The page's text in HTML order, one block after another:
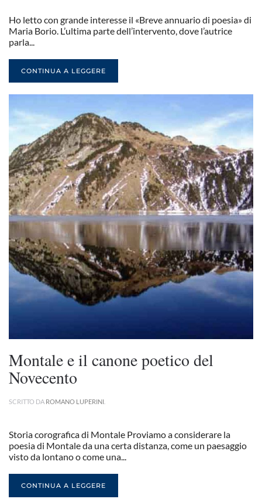
Ho letto con grande interesse il «Breve annuario di poesia» di
Maria Borio. L’ultima parte dell’intervento, dove l’autrice
parla...
CONTINUA A LEGGERE
Montale e il canone poetico del
Novecento
SCRITTO DA ROMANO LUPERINI
Storia corografica di Montale Proviamo a considerare la
poesia di Montale da una certa distanza, come un paesaggio
visto da lontano o come una...
CONTINUA A LEGGERE